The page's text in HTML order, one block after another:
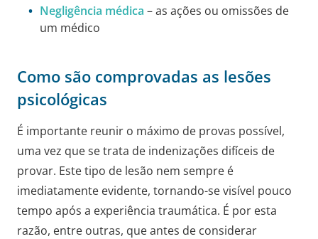
Negligência médica – as ações ou omissões de
um médico
Como são comprovadas as lesões
psicológicas
É importante reunir o máximo de provas possível,
uma vez que se trata de indenizações difíceis de
provar. Este tipo de lesão nem sempre é
imediatamente evidente, tornando-se visível pouco
tempo após a experiência traumática. É por esta
razão, entre outras, que antes de considerar